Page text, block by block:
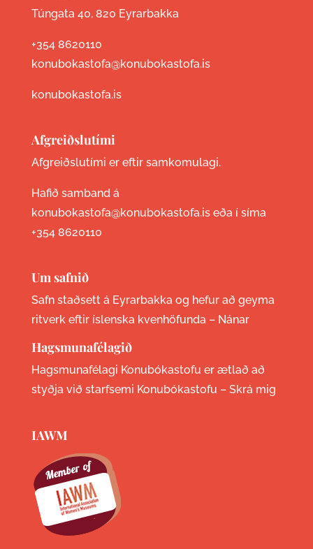
Túngata 40, 820 Eyrarbakka
+354 8620110
konubokastofa@konubokastofa.is
konubokastofa.is
Afgreiðslutími
Afgreiðslutími er eftir samkomulagi.
Hafið samband á
konubokastofa@konubokastofa.is eða í síma
+354 8620110
Um safnið
Safn staðsett á Eyrarbakka og hefur að geyma
ritverk eftir íslenska kvenhöfunda – Nánar
Hagsmunafélagið
Hagsmunafélagi Konubókastofu er ætlað að
styðja við starfsemi Konubókastofu – Skrá mig
IAWM